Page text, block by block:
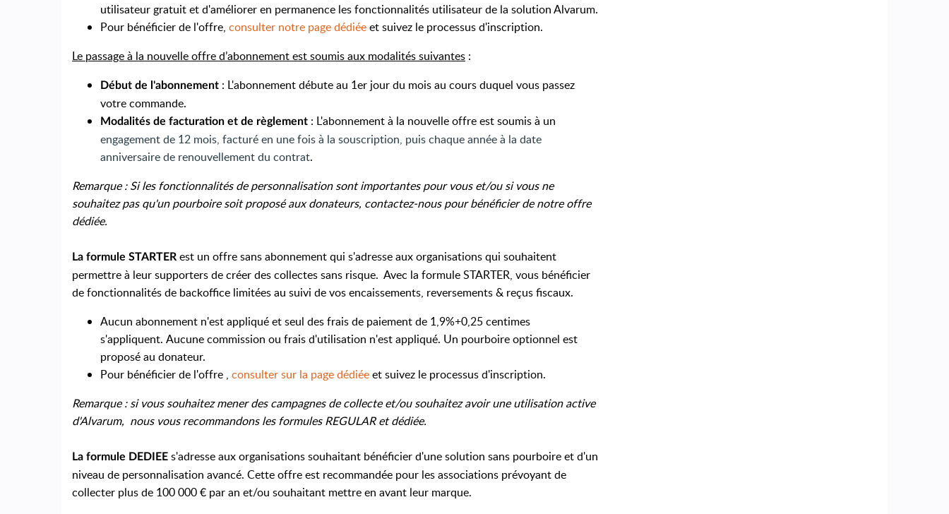
utilisateur gratuit et d'améliorer en permanence les fonctionnalités utilisateur de la solution Alvarum.
Pour bénéficier de l'offre, consulter notre page dédiéeet suivez le processus d'inscription.
Le passage à la nouvelle offre d’abonnement est soumis aux modalités suivantes :
Début de l'abonnement : L'abonnement débute au 1er jour du mois au cours duquel vous passez
votre commande.
Modalités de facturation et de règlement : L'abonnement à la nouvelle offre est soumis à un
engagement de 12 mois, facturé en une fois à la souscription, puis chaque année à la date
anniversaire de renouvellement du contrat.
Remarque : Si les fonctionnalités de personnalisation sont importantes pour vous et/ou si vous ne
souhaitez pas qu'un pourboire soit proposé aux donateurs, contactez-nous pour bénéficier de notre offre
dédiée.
La formule STARTER est un offre sans abonnement qui s'adresse aux organisations qui souhaitent
permettre à leur supporters de créer des collectes sans risque. Avec la formule STARTER, vous bénéficier
de fonctionnalités de backoffice limitées au suivi de vos encaissements, reversements & reçus fiscaux.
Aucun abonnement n'est appliqué et seul des frais de paiement de 1,9%+0,25 centimes
s'appliquent. Aucune commission ou frais d'utilisation n'est appliqué. Un pourboire optionnel est
proposé au donateur.
Pour bénéficier de l'offre , consulter sur la page dédiéeet suivez le processus d'inscription.
Remarque : si vous souhaitez mener des campagnes de collecte et/ou souhaitez avoir une utilisation active
d'Alvarum, nous vous recommandons les formules REGULAR et dédiée.
La formule DEDIEE s'adresse aux organisations souhaitant bénéficier d'une solution sans pourboire et d'un
niveau de personnalisation avancé. Cette offre est recommandée pour les associations prévoyant de
collecter plus de 100 000 € par an et/ou souhaitant mettre en avant leur marque.